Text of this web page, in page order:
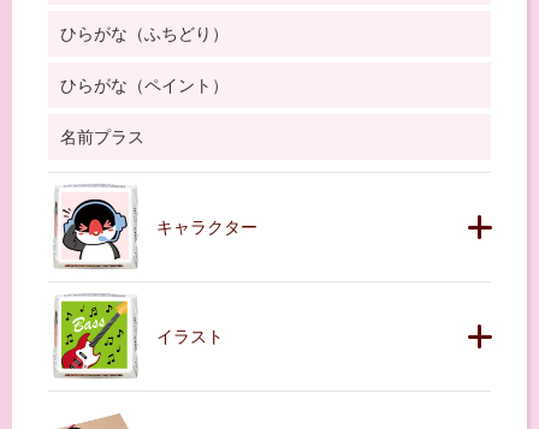
ひらがな（ふちどり）
ひらがな（ペイント）
名前プラス
キャラクター
イラスト